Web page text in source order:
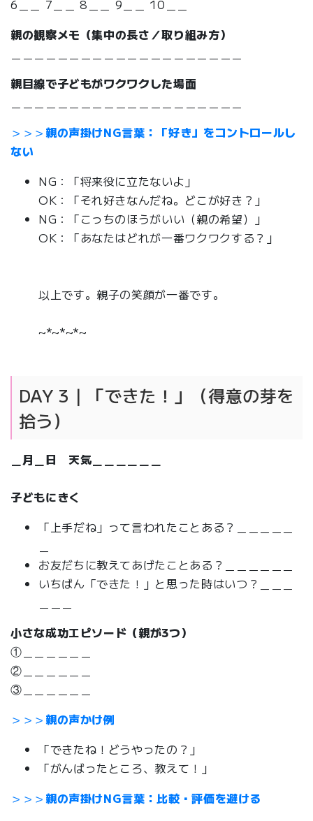
6＿＿ 7＿＿ 8＿＿ 9＿＿ 10＿＿
親の観察メモ（集中の長さ／取り組み方）
親目線で子どもがワクワクした場面
＞＞＞親の声掛けNG言葉：「好き」をコントロールし
ない
NG：「将来役に立たないよ」
OK：「それ好きなんだね。どこが好き？」
NG：「こっちのほうがいい（親の希望）」
OK：「あなたはどれが一番ワクワクする？」
以上です。親子の笑顔が一番です。
~*~*~*~
DAY 3｜「できた！」（得意の芽を
拾う）
＿月＿日 天気＿＿＿＿＿＿
子どもにきく
「上手だね」って言われたことある？＿＿＿＿＿
お友だちに教えてあげたことある？＿＿＿＿＿＿
いちばん「できた！」と思った時はいつ？＿＿＿
小さな成功エピソード（親が3つ）
①＿＿＿＿＿＿
②＿＿＿＿＿＿
③＿＿＿＿＿＿
＞＞＞親の声かけ例
「できたね！どうやったの？」
「がんばったところ、教えて！」
＞＞＞親の声掛けNG言葉：比較・評価を避ける